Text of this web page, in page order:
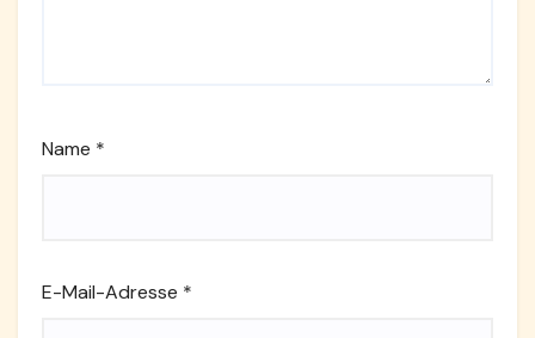
Name *
E-Mail-Adresse *